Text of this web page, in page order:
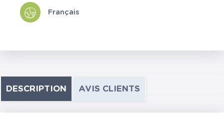
Français
DESCRIPTION AVIS CLIENTS